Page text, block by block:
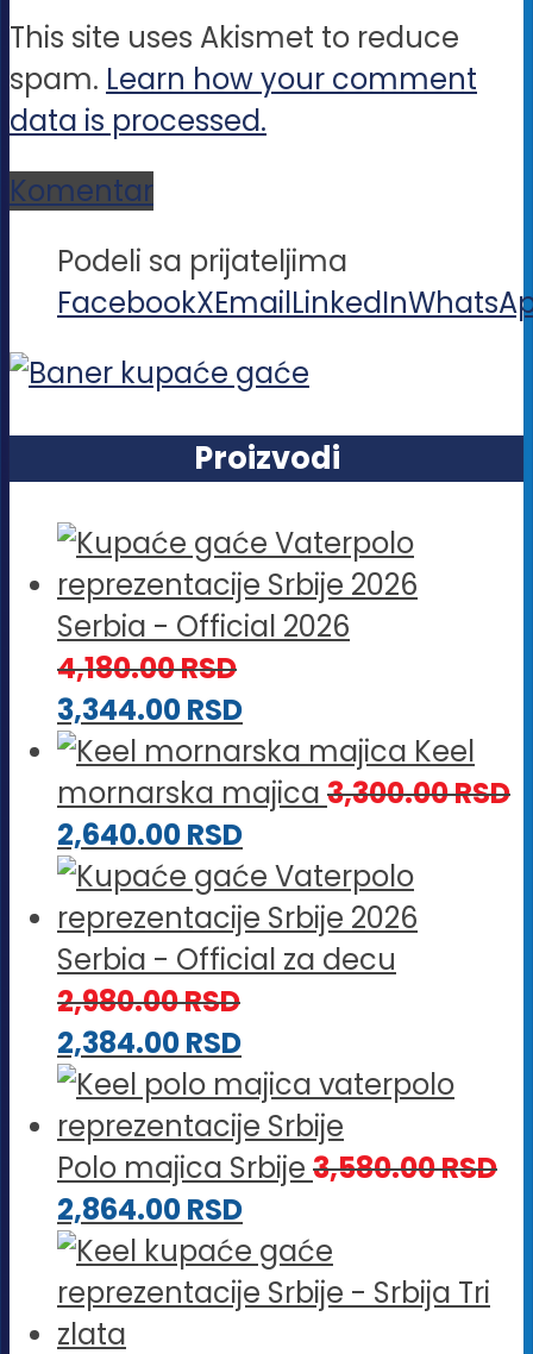
This site uses Akismet to reduce
spam. Learn how your comment
data is processed.
Komentar
Podeli sa prijateljima
FacebookXEmailLinkedIn
Proizvodi
Serbia - Official 2026
4,180.00RSD
3,344.00RSD
Keel
mornarska majica 3,300.00RSD
2,640.00RSD
Serbia - Official za decu
2,980.00RSD
2,384.00RSD
Polo majica Srbije 3,580.00RSD
2,864.00RSD